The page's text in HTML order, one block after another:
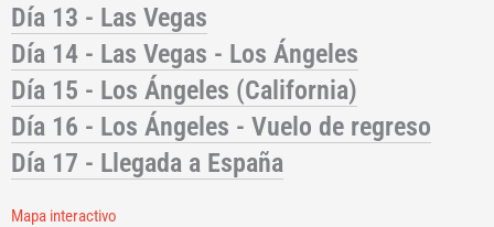
Día 13 - Las Vegas
Día 14 - Las Vegas - Los Ángeles
Día 15 - Los Ángeles (California)
Día 16 - Los Ángeles - Vuelo de regreso
Día 17 - Llegada a España
Mapa interactivo